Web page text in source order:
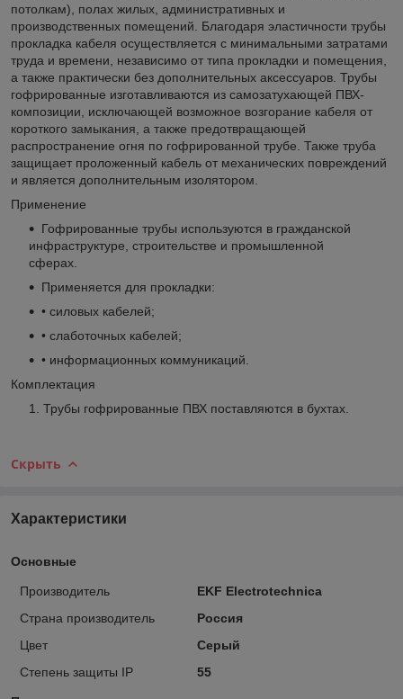
потолкам), полах жилых, административных и
производственных помещений. Благодаря эластичности трубы
прокладка кабеля осуществляется с минимальными затратами
труда и времени, независимо от типа прокладки и помещения,
а также практически без дополнительных аксессуаров. Трубы
гофрированные изготавливаются из самозатухающей ПВХ-
композиции, исключающей возможное возгорание кабеля от
короткого замыкания, а также предотвращающей
распространение огня по гофрированной трубе. Также труба
защищает проложенный кабель от механических повреждений
и является дополнительным изолятором.
Применение
Гофрированные трубы используются в гражданской
инфраструктуре, строительстве и промышленной
сферах.
Применяется для прокладки:
• силовых кабелей;
• слаботочных кабелей;
• информационных коммуникаций.
Комплектация
Трубы гофрированные ПВХ поставляются в бухтах.
Скрыть
Характеристики
Основные
Производитель
EKF Electrotechnica
Страна производитель
Россия
Цвет
Серый
Степень защиты IP
55